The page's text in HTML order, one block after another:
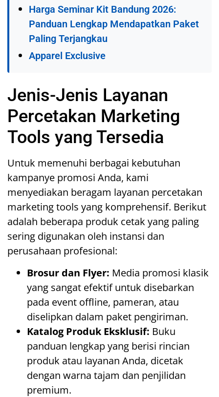
Harga Seminar Kit Bandung 2026:
Panduan Lengkap Mendapatkan Paket
Paling Terjangkau
Apparel Exclusive
Jenis-Jenis Layanan
Percetakan Marketing
Tools yang Tersedia
Untuk memenuhi berbagai kebutuhan
kampanye promosi Anda, kami
menyediakan beragam layanan percetakan
marketing tools yang komprehensif. Berikut
adalah beberapa produk cetak yang paling
sering digunakan oleh instansi dan
perusahaan profesional:
Brosur dan Flyer: Media promosi klasik
yang sangat efektif untuk disebarkan
pada event offline, pameran, atau
diselipkan dalam paket pengiriman.
Katalog Produk Eksklusif: Buku
panduan lengkap yang berisi rincian
produk atau layanan Anda, dicetak
dengan warna tajam dan penjilidan
premium.